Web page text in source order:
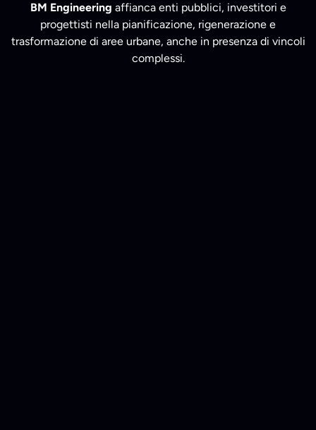
BM Engineering affianca enti pubblici, investitori e
progettisti nella pianificazione, rigenerazione e
trasformazione di aree urbane, anche in presenza di vincoli
complessi.